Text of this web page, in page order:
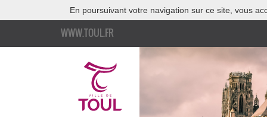
En poursuivant votre navigation sur ce site, vous
WWW.TOUL.FR